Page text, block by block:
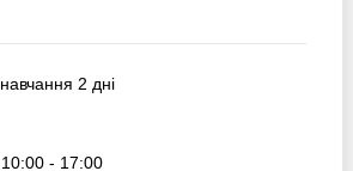
2 дні
10:00 - 17:00